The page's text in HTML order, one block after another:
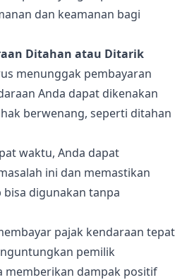
dan keamanan bagi
Ditahan atau Ditarik
menunggak pembayaran
Anda dapat dikenakan
berwenang, seperti ditahan
waktu, Anda dapat
ini dan memastikan
digunakan tanpa
pajak kendaraan tepat
pemilik
memberikan dampak positif